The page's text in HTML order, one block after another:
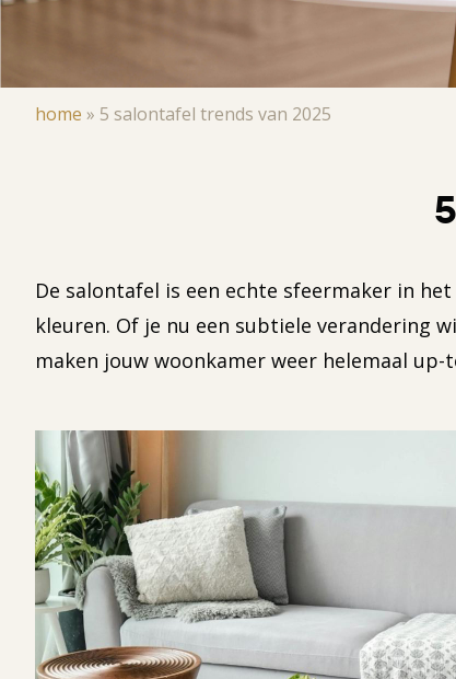
Kruimelpad
home » 5 salontafel trends van 2025
De salontafel is een echte sfeermaker in
kleuren. Of je nu een subtiele verandering
maken jouw woonkamer weer helemaal up-